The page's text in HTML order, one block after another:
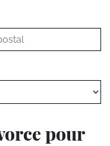
pour